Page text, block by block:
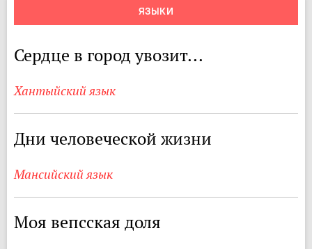
ЯЗЫКИ
Сердце в город увозит...
Хантыйский язык
Дни человеческой жизни
Мансийский язык
Моя вепсская доля